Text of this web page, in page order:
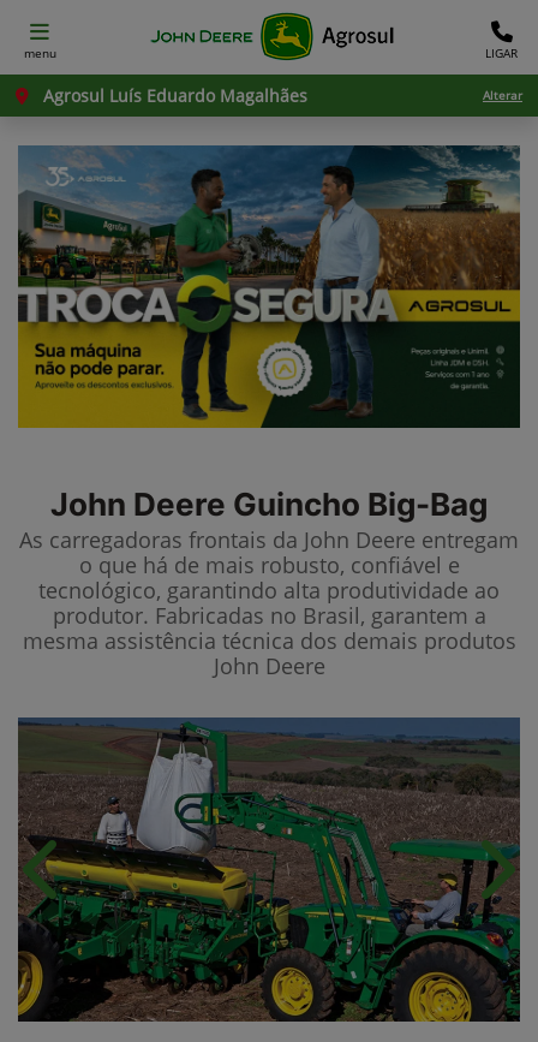
menu LIGAR
Agrosul Luís Eduardo Magalhães Alterar
John Deere Guincho Big-Bag
As carregadoras frontais da John Deere entregam
o que há de mais robusto, confiável e
tecnológico, garantindo alta produtividade ao
produtor. Fabricadas no Brasil, garantem a
mesma assistência técnica dos demais produtos
John Deere
Anterior